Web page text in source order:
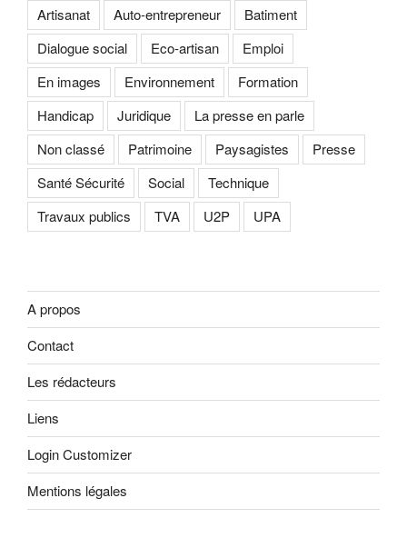
Artisanat Auto-entrepreneur
Batiment
Dialogue social
Eco-artisan
Emploi
En images
Environnement
Formation
Handicap
Juridique
La presse en parle
Non classé
Patrimoine Paysagistes
Presse
Santé Sécurité
Social
Technique
Travaux publics
TVA U2P UPA
A propos
Contact
Les rédacteurs
Liens
Login Customizer
Mentions légales